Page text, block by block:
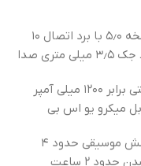
امکان اتصال بی سیم از طریق بلوتوث نسخه ۵٫۰ با برد اتصال ۱۰
صدا
تامین انرژی از طریق باتری داخلی با ظرفیتی برابر ۱۲۰۰ میلی آمپر
میکرو یو اس بی
مدت زمان شارژدهی محصول در حالت پخش موسیقی حدود ۴
۲ ساعت